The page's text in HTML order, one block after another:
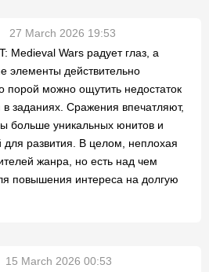
27 March 2026 19:53
Medieval Wars радует глаз, а
элементы действительно
порой можно ощутить недостаток
в заданиях. Сражения впечатляют,
больше уникальных юнитов и
для развития. В целом, неплохая
жанра, но есть над чем
повышения интереса на долгую
15 March 2026 00:53